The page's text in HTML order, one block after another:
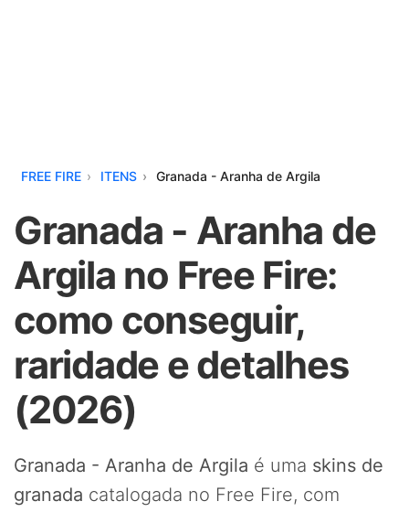
FREE FIRE ITENS Granada - Aranha de Argila
Granada - Aranha de
Argila no Free Fire:
como conseguir,
raridade e detalhes
(2026)
Granada - Aranha de Argila é uma skins de
granada catalogada no Free Fire, com